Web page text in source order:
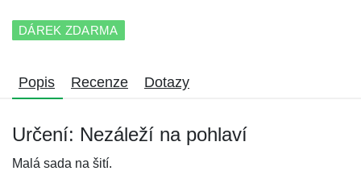
DÁREK ZDARMA
Popis Recenze Dotazy
Určení: Nezáleží na pohlaví
Malá sada na šití.